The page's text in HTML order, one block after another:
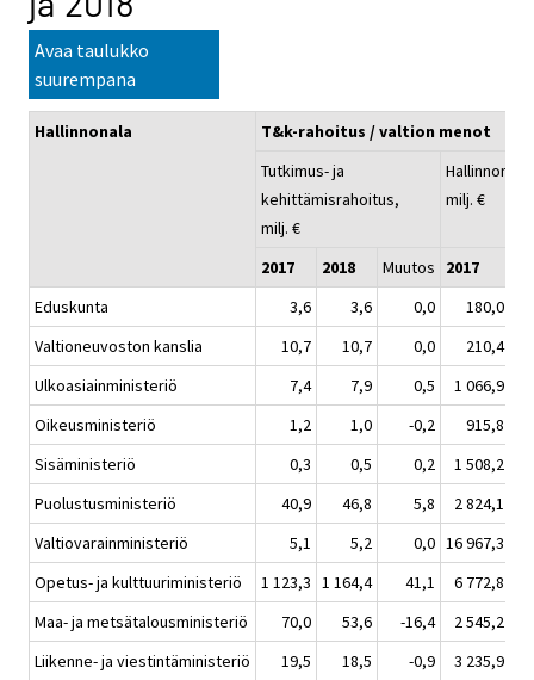
Avaa taulukko
suurempana
Hallinnonala
T&k-rahoitus / valtion menot
Tutkimus- ja
kehittämisrahoitus,
milj. €
milj. €
2017 2018 Muutos 2017
Eduskunta
3,6 3,6 0,0
180,0
Valtioneuvoston kanslia
10,7 10,7 0,0
210,4
Ulkoasiainministeriö
7,4 7,9 0,5 1 066,9
Oikeusministeriö
1,2 1,0 -0,2
915,8
Sisäministeriö
0,3 0,5 0,2 1 508,2
Puolustusministeriö
40,9 46,8 5,8 2 824,1
Valtiovarainministeriö
5,1 5,2 0,0 16 967,3
Opetus- ja kulttuuriministeriö
1 123,3 1 164,4 41,1 6 772,8
Maa- ja metsätalousministeriö
70,0 53,6 -16,4 2 545,2
Liikenne- ja viestintäministeriö
19,5 18,5 -0,9 3 235,9